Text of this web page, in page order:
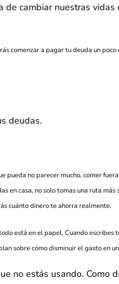
cambiar nuestras
comenzar a pagar tu deuda un
deudas.
no parecer mucho, comer
casa, no solo tomas una ruta
cuánto dinero te ahorra realmente.
está en el papel. Cuando escribes
sobre cómo disminuir el gasto en
no estás usando. Como